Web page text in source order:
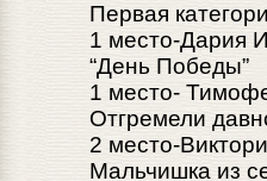
Первая
1 место-Дария
“День Победы”
1 место-
Отгремели
2 место-
Мальчишка из